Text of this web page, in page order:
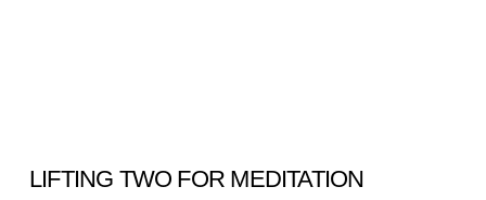
LIFTING TWO FOR MEDITATION